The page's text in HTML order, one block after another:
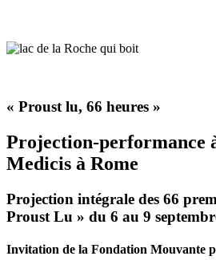
« Proust lu, 66 heures »
Projection-performance
Medicis à Rome
Projection intégrale des 66
Proust Lu » du 6 au 9
Invitation de la Fondation Mouvante